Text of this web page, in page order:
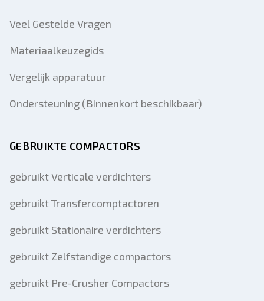
Veel Gestelde Vragen
Materiaalkeuzegids
Vergelijk apparatuur
Ondersteuning (Binnenkort beschikbaar)
GEBRUIKTE COMPACTORS
gebruikt Verticale verdichters
gebruikt Transfercomptactoren
gebruikt Stationaire verdichters
gebruikt Zelfstandige compactors
gebruikt Pre-Crusher Compactors